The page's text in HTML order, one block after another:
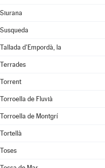
Siurana
Susqueda
Tallada d'Empordà, la
Terrades
Torrent
Torroella de Fluvià
Torroella de Montgrí
Tortellà
Toses